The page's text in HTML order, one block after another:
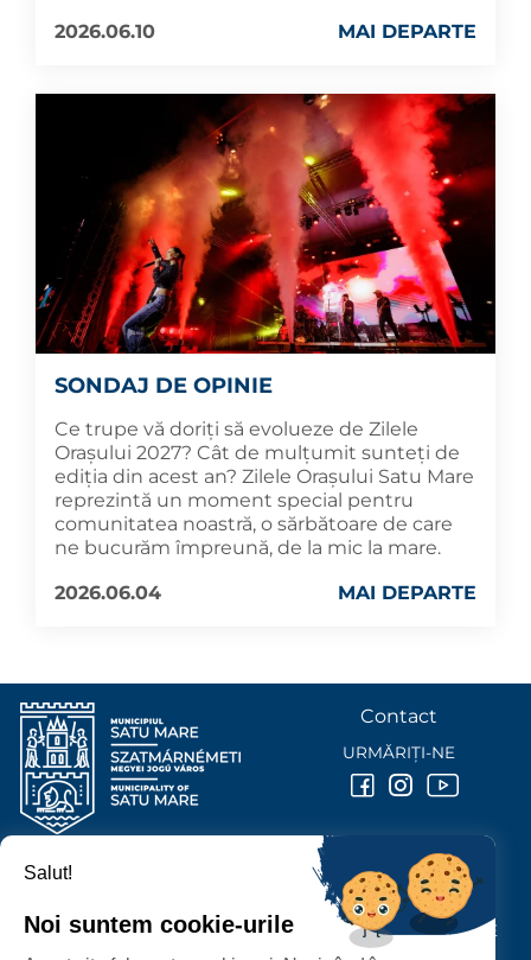
2026.06.10
MAI DEPARTE
SONDAJ DE OPINIE
Ce trupe vă doriți să evolueze de Zilele
Orașului 2027? Cât de mulțumit sunteți de
ediția din acest an? Zilele Orașului Satu Mare
reprezintă un moment special pentru
comunitatea noastră, o sărbătoare de care
ne bucurăm împreună, de la mic la mare.
2026.06.04
MAI DEPARTE
PRIMĂRIA MUNICIPIULUI
P-ȚA 25 OCTOMBRIE, NR. 1 CORP M, 440026 SATU MARE
Contact
URMĂRIȚI-NE
Salut!
Noi suntem cookie-urile